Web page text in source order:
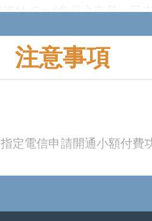
MyCard會員之交易，又
同放棄此活動參加機會，
留意。若需查詢可至領獎
注意事項
定電信申請開通小額付